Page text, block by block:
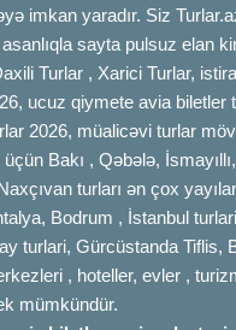
imkan yaradır. Siz
asanlıqla sayta pulsuz elan
Turlar , Xarici Turlar,
ucuz qiymete avia biletler
2026, müalicəvi turlar
Bakı , Qəbələ,
turları ən çox
Bodrum , İstanbul
turlari, Gürcüstanda Tiflis,
, hoteller, evler ,
mümkündür.